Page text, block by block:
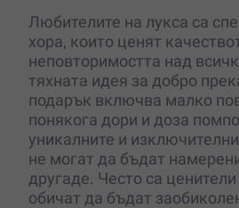
Любителите на лукса са
хора, които ценят
неповторимостта над
тяхната идея за добро
подарък включва малко
понякога дори и доза
уникалните и
не могат да бъдат
другаде. Често са
обичат да бъдат